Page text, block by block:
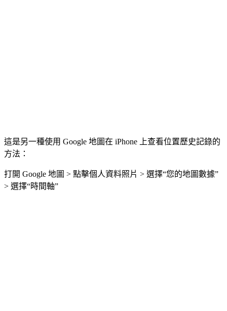
這是另一種使用 Google 地圖在 iPhone 上查看位置歷史記錄的
方法：
打開 Google 地圖 > 點擊個人資料照片 > 選擇“您的地圖數據”
> 選擇“時間軸”